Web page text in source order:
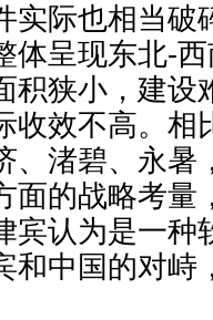
实际也相当破
体呈现东北-
积狭小，建设
收效不高。相
、渚碧、永暑
面的战略考量
宾认为是一种
和中国的对峙